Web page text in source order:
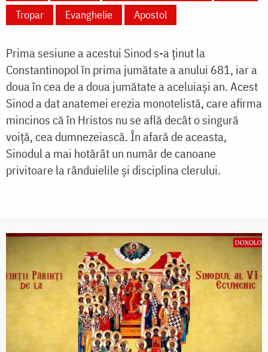
Tropar
Evanghelie Apostol
Prima sesiune a acestui Sinod s-a ţinut la
Constantinopol în prima jumătate a anului 681, iar a
doua în cea de a doua jumătate a aceluiași an. Acest
Sinod a dat anatemei erezia monotelistă, care afirma
mincinos că în Hristos nu se află decât o singură
voiță, cea dumnezeiască. În afară de aceasta,
Sinodul a mai hotărât un număr de canoane
privitoare la rânduielile şi disciplina clerului.